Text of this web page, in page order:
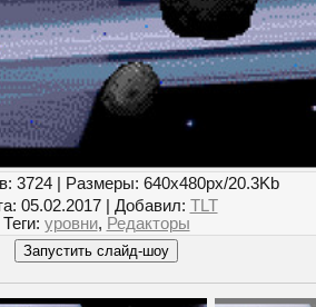
: 3724 | Размеры: 640x480px/20.3Kb
: 05.02.2017 | Добавил: TLT
Теги: уровни, Редакторы